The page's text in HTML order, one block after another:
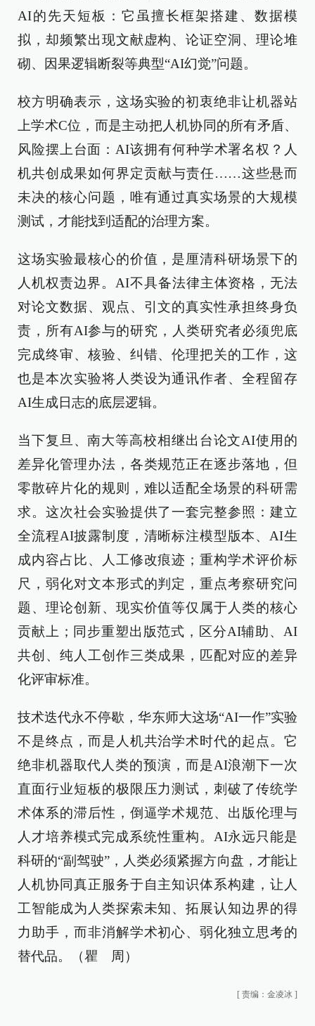
AI的先天短板：它虽擅长框架搭建、数据模
拟，却频繁出现文献虚构、论证空洞、理论堆
砌、因果逻辑断裂等典型“AI幻觉”问题。
校方明确表示，这场实验的初衷绝非让机器站
上学术C位，而是主动把人机协同的所有矛盾、
风险摆上台面：AI该拥有何种学术署名权？人
机共创成果如何界定贡献与责任……这些悬而
未决的核心问题，唯有通过真实场景的大规模
测试，才能找到适配的治理方案。
这场实验最核心的价值，是厘清科研场景下的
人机权责边界。AI不具备法律主体资格，无法
对论文数据、观点、引文的真实性承担终身负
责，所有AI参与的研究，人类研究者必须兜底
完成终审、核验、纠错、伦理把关的工作，这
也是本次实验将人类设为通讯作者、全程留存
AI生成日志的底层逻辑。
当下复旦、南大等高校相继出台论文AI使用的
差异化管理办法，各类规范正在逐步落地，但
零散碎片化的规则，难以适配全场景的科研需
求。这次社会实验提供了一套完整参照：建立
全流程AI披露制度，清晰标注模型版本、AI生
成内容占比、人工修改痕迹；重构学术评价标
尺，弱化对文本形式的判定，重点考察研究问
题、理论创新、现实价值等仅属于人类的核心
贡献上；同步重塑出版范式，区分AI辅助、AI
共创、纯人工创作三类成果，匹配对应的差异
化评审标准。
技术迭代永不停歇，华东师大这场“AI一作”实验
不是终点，而是人机共治学术时代的起点。它
绝非机器取代人类的预演，而是AI浪潮下一次
直面行业短板的极限压力测试，刺破了传统学
术体系的滞后性，倒逼学术规范、出版伦理与
人才培养模式完成系统性重构。AI永远只能是
科研的“副驾驶”，人类必须紧握方向盘，才能让
人机协同真正服务于自主知识体系构建，让人
工智能成为人类探索未知、拓展认知边界的得
力助手，而非消解学术初心、弱化独立思考的
替代品。（瞿 周）
[ 责编：金凌冰 ]